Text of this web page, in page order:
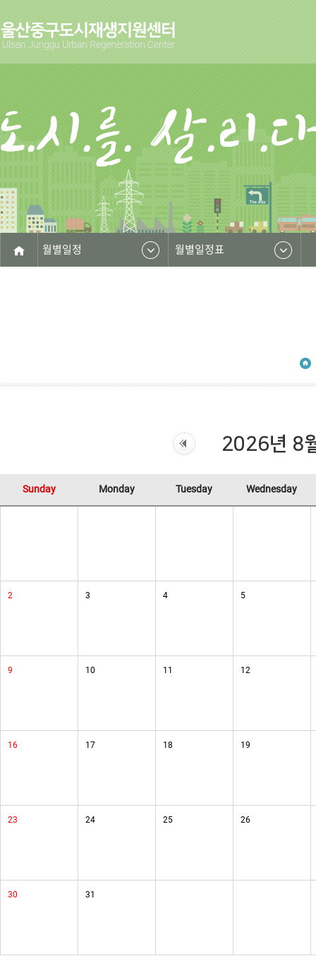
월별일정 월별일정표
2026년 8
Sunday Monday Tuesday Wednesday
2 3 4 5
9 10 11 12
16 17 18 19
23 24 25 26
30 31